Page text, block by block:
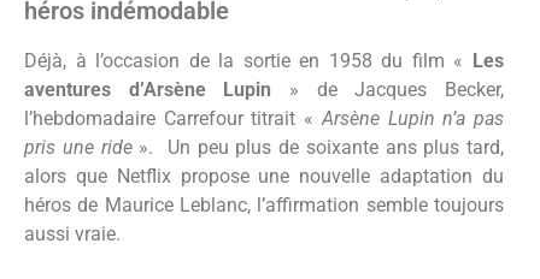
héros indémodable
Déjà, à l’occasion de la sortie en 1958 du film «
Les
aventures d’Arsène Lupin » de Jacques Becker,
l’hebdomadaire Carrefour titrait «Arsène Lupin n’a pas
pris une ride». Un peu plus de soixante ans plus tard,
alors que Netflix propose une nouvelle adaptation du
héros de Maurice Leblanc, l’affirmation semble toujours
aussi vraie.